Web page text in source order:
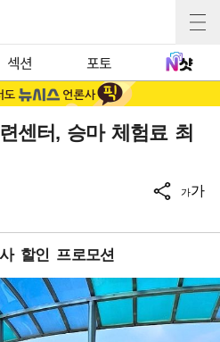
섹션 포토
센터, 승마 체험료 최
가가
할인 프로모션